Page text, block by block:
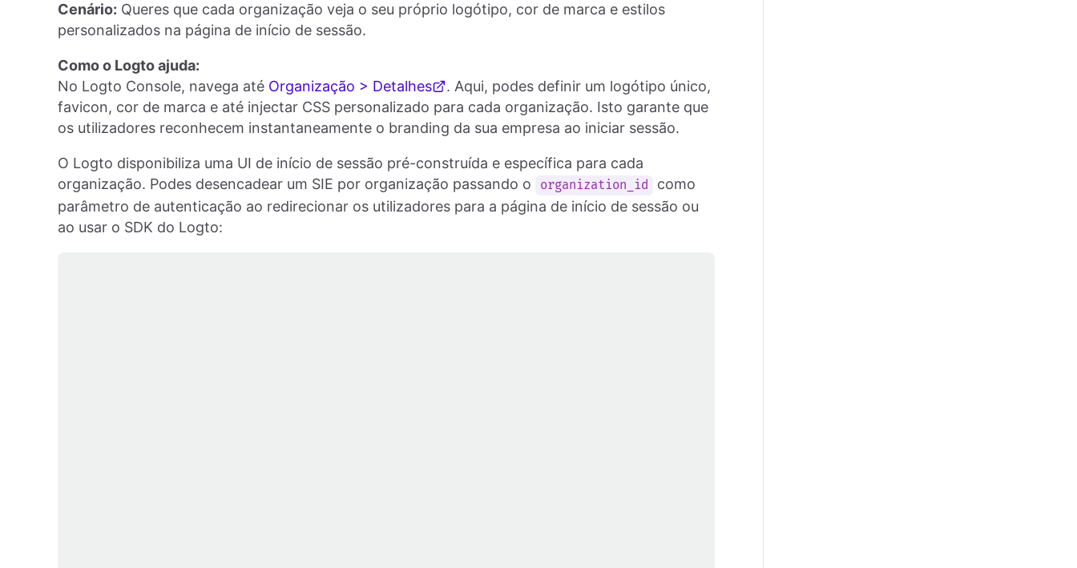
Cenário: Queres que cada organização veja o seu próprio logótipo, cor de marca e estilos
personalizados na página de início de sessão.
Como o Logto ajuda:
No Logto Console, navega até Organização > Detalhes
. Aqui, podes definir um logótipo único,
favicon, cor de marca e até injectar CSS personalizado para cada organização. Isto garante que
os utilizadores reconhecem instantaneamente o branding da sua empresa ao iniciar sessão.
O Logto disponibiliza uma UI de início de sessão pré-construída e específica para cada
organização. Podes desencadear um SIE por organização passando o
organization_id
como
parâmetro de autenticação ao redirecionar os utilizadores para a página de início de sessão ou
ao usar o SDK do Logto: